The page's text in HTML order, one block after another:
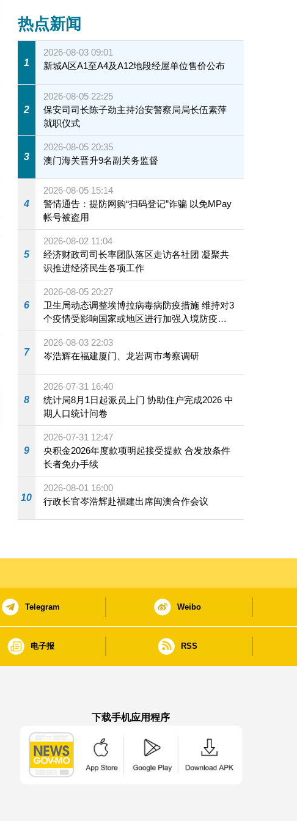
热点新闻
1
2026-08-03 09:01
新城A区A1至A4及A12地段经屋单位售价公布
2
2026-08-05 22:25
保安司司长陈子劲主持治安警察局局长伍素萍
就职仪式
3
2026-08-05 20:35
澳门海关晋升9名副关务监督
4
2026-08-05 15:14
警情通告：提防网购“扫码登记”诈骗 以免MPay
帐号被盗用
5
2026-08-02 11:04
经济财政司司长率团队落区走访各社团 凝聚共
识推进经济民生各项工作
6
2026-08-05 20:27
卫生局动态调整埃博拉病毒病防疫措施 维持对3
个疫情受影响国家或地区进行加强入境防疫措
施
7
2026-08-03 22:03
岑浩辉在福建厦门、龙岩两市考察调研
8
2026-07-31 16:40
统计局8月1日起派员上门 协助住户完成2026 中
期人口统计问卷
9
2026-07-31 12:47
央积金2026年度款项明起接受提款 合发放条件
长者免办手续
10
2026-08-01 16:00
行政长官岑浩辉赴福建出席闽澳合作会议
Telegram Weibo
电子报 RSS
下载手机应用程序